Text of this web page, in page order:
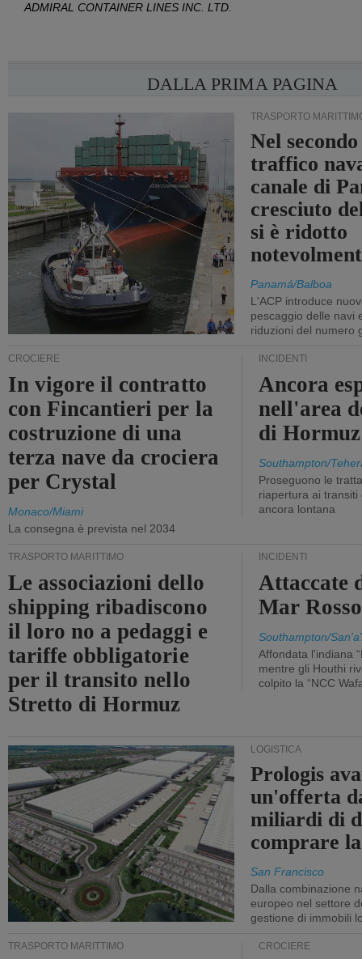
ADMIRAL CONTAINER LINES INC. LTD.
DALLA PRIMA PAGINA
TRASPORTO
Nel
traffico
canale di
cresciuto
si è ridotto
Panamá/Balboa
L'ACP introduce
pescaggio delle navi
riduzioni del numero
CROCIERE
In vigore il contratto
con Fincantieri per la
costruzione di una
terza nave da crociera
per Crystal
Monaco/Miami
La consegna è prevista nel 2034
INCIDENTI
Ancora
nell'area
di Hormuz
Southampton/
Proseguono le
riapertura ai
ancora lontana
TRASPORTO MARITTIMO
Le associazioni dello
shipping ribadiscono
il loro no a pedaggi e
tariffe obbligatorie
per il transito nello
Stretto di Hormuz
INCIDENTI
Attaccate
Mar Rosso
Southampton/
Affondata l'indiana
mentre gli Houthi
colpito la “NCC
LOGISTICA
Prologis
un'offerta
miliardi di
comprare
San Francisco
Dalla combinazione
europeo nel settore
gestione di immobili
TRASPORTO MARITTIMO CROCIERE